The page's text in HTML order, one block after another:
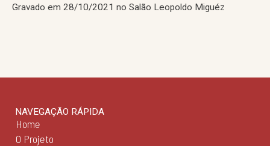
Gravado em 28/10/2021 no Salão Leopoldo Miguéz
NAVEGAÇÃO RÁPIDA
Home
O Projeto